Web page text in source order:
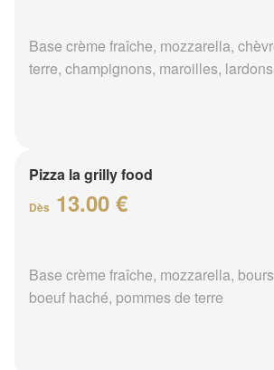
Base crème fraîche, mozzarella,
terre, champignons, maroilles, lardons
Pizza la grilly food
Dès 13.00 €
Base crème fraîche, mozzarella,
boeuf haché, pommes de terre